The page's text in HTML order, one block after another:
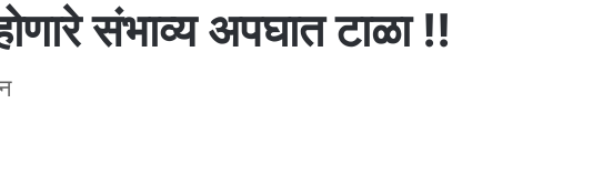
संभाव्य अपघात टाळा !!